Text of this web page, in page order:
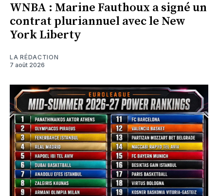
WNBA : Marine Fauthoux a signé un
contrat pluriannuel avec le New
York Liberty
LA RÉDACTION
7 août 2026